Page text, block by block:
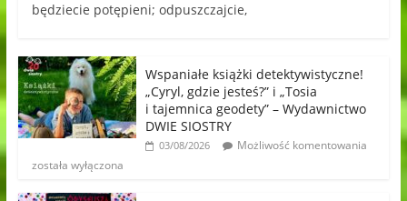
będziecie potępieni; odpuszczajcie,
Wspaniałe książki detektywistyczne!
„Cyryl, gdzie jesteś?” i „Tosia
i tajemnica geodety” – Wydawnictwo
DWIE SIOSTRY
03/08/2026
Możliwość komentowania
została wyłączona